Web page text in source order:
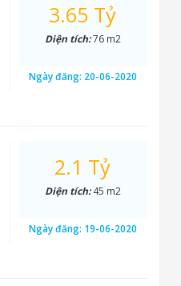
3.65 Tỷ
Diện tích:76 m2
Ngày đăng: 20-06-2020
2.1 Tỷ
Diện tích:45 m2
Ngày đăng: 19-06-2020